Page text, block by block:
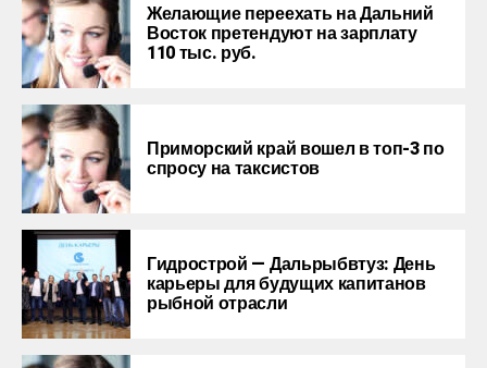
Желающие переехать на Дальний
Восток претендуют на зарплату
110 тыс. руб.
Приморский край вошел в топ-3 по
спросу на таксистов
Гидрострой — Дальрыбвтуз: День
карьеры для будущих капитанов
рыбной отрасли